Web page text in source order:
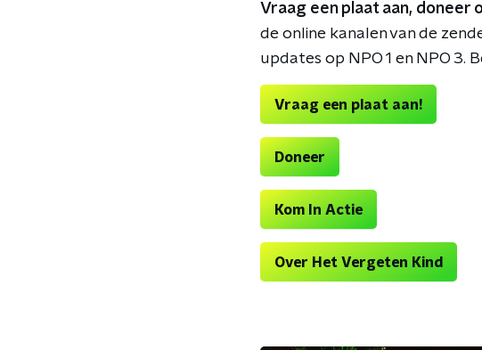
Vraag een plaat aan, doneer
de online kanalen van de
updates op NPO 1 en NPO 3.
Vraag een plaat aan!
Doneer
Kom In Actie
Over Het Vergeten Kind